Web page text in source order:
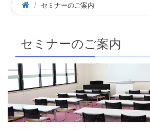
ホ
ー
セミナーのご案内
セミナーのご案内